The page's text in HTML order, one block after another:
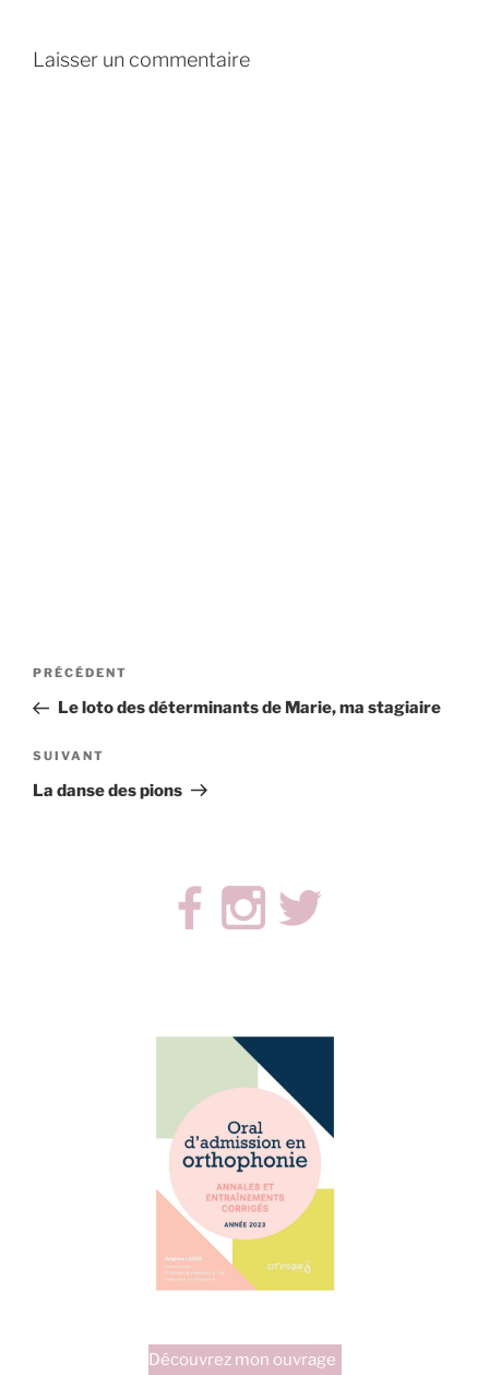
Laisser un commentaire
Navigation
l’article
Article
précédent
PRÉCÉDENT
Le loto des déterminants de Marie, ma stagiaire
Article
suivant
SUIVANT
La danse des pions
Découvrez mon ouvrage